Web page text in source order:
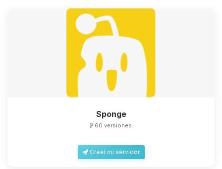
Sponge
60 versiones
Crear mi servidor